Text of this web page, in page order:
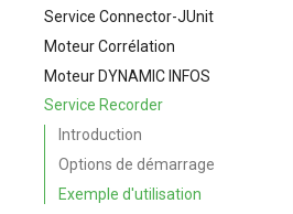
configuration toml
canopsis.toml
Reconnexion automatique des
services et des moteurs
Scripts externes
Variables d'environnement
Canopsis
Action base de donnees
Service Connector-JUnit
Moteur Corrélation
Moteur DYNAMIC INFOS
Service Recorder
Introduction
Options de démarrage
Exemple d'utilisation